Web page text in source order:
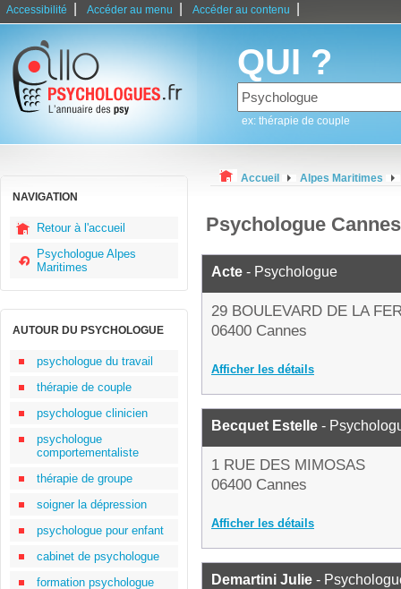
Accessibilité Accéder au menu Accéder au contenu
QUI ?
ex: thérapie de couple
NAVIGATION
Retour à l'accueil
Psychologue Alpes
Maritimes
AUTOUR DU PSYCHOLOGUE
psychologue du travail
thérapie de couple
psychologue clinicien
psychologue
comportementaliste
thérapie de groupe
soigner la dépression
psychologue pour enfant
cabinet de psychologue
formation psychologue
Accueil Alpes Maritimes
Psychologue Cannes
Acte - Psychologue
29 BOULEVARD DE LA
06400 Cannes
Afficher les détails
Becquet Estelle -
1 RUE DES MIMOSAS
06400 Cannes
Afficher les détails
Demartini Julie -